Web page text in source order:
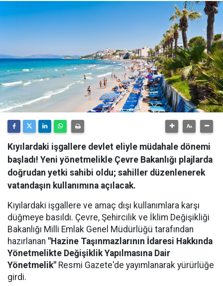
Kıyılardaki işgallere devlet eliyle müdahale dönemi
başladı! Yeni yönetmelikle Çevre Bakanlığı plajlarda
doğrudan yetki sahibi oldu; sahiller düzenlenerek
vatandaşın kullanımına açılacak.
Kıyılardaki işgallere ve amaç dışı kullanımlara karşı
düğmeye basıldı. Çevre, Şehircilik ve İklim Değişikliği
Bakanlığı Milli Emlak Genel Müdürlüğü tarafından
hazırlanan "Hazine Taşınmazlarının İdaresi Hakkında
Yönetmelikte Değişiklik Yapılmasına Dair
Yönetmelik" Resmi Gazete'de yayımlanarak yürürlüğe
girdi.